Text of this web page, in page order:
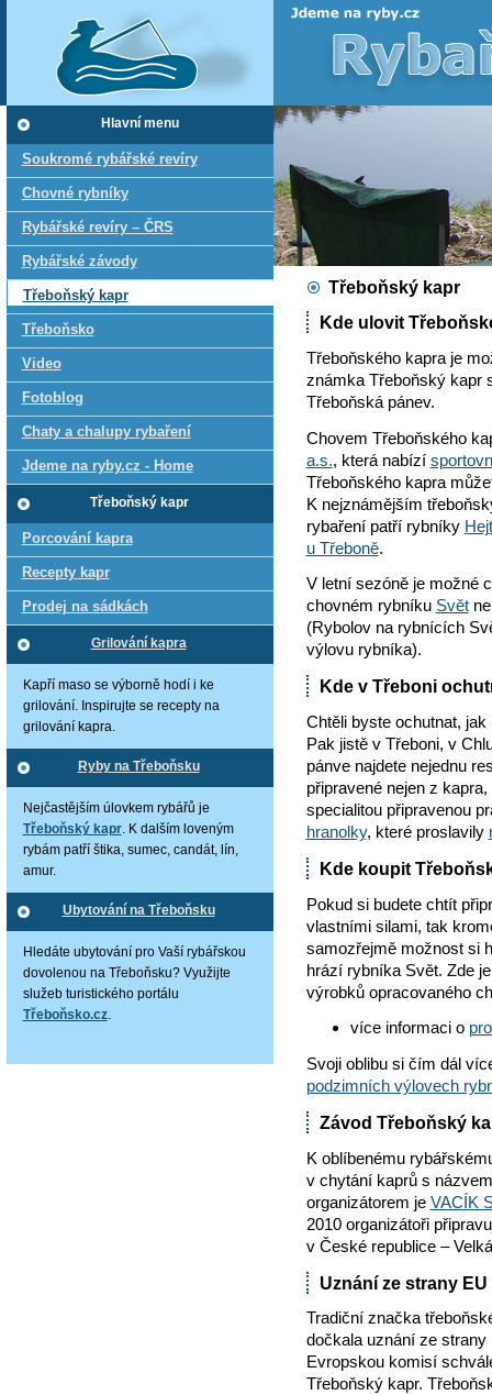
Třeboňský kapr
Kde ulovit
Třeboňského kapra je
známka Třeboňský kapr
Třeboňská pánev.
Chovem Třeboňského
a.s., která nabízí
Třeboňského kapra
K nejznámějším
rybaření patří rybníky
u Třeboně.
V letní sezóně je možné
chovném rybníku Svět
(Rybolov na rybnících
výlovu rybníka).
Kde v Třeboni
Chtěli byste ochutnat,
Pak jistě v Třeboni, v
pánve najdete nejednu
připravené nejen z
specialitou připravenou
hranolky, které proslavily
Kde koupit
Pokud si budete chtít
vlastními silami, tak
samozřejmě možnost si
hrází rybníka Svět. Zde
výrobků opracovaného
více informaci o
Svoji oblibu si čím dál
podzimních výlovech
Závod Třeboňský
K oblíbenému
v chytání kaprů s
organizátorem je VACÍK
2010 organizátoři
v České republice –
Uznání ze strany EU
Tradiční značka
dočkala uznání ze
Evropskou komisí
Třeboňský kapr.
Hlavní menu
Soukromé rybářské revíry
Chovné rybníky
Rybářské revíry – ČRS
Rybářské závody
Třeboňský kapr
Třeboňsko
Video
Fotoblog
Chaty a chalupy rybaření
Jdeme na ryby.cz - Home
Třeboňský kapr
Porcování kapra
Recepty kapr
Prodej na sádkách
Grilování kapra
Kapří maso se výborně hodí i ke
grilování. Inspirujte se recepty na
grilování kapra.
Ryby na Třeboňsku
Nejčastějším úlovkem rybářů je
Třeboňský kapr. K dalším loveným
rybám patří štika, sumec, candát, lín,
amur.
Ubytování na Třeboňsku
Hledáte ubytování pro Vaší rybářskou
dovolenou na Třeboňsku? Využijte
služeb turistického portálu
Třeboňsko.cz.